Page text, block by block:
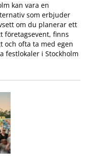
kan vara en
som erbjuder
om du planerar ett
företagsevent, finns
och ofta ta med egen
festlokaler i Stockholm